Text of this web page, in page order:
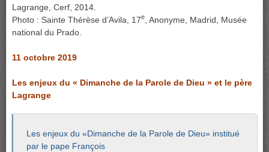
Lagrange, Cerf, 2014.
Photo : Sainte Thérèse d’Avila, 17e , Anonyme, Madrid, Musée
national du Prado.
11 octobre 2019
Les enjeux du « Dimanche de la Parole de Dieu » et le père
Lagrange
Les enjeux du «Dimanche de la Parole de Dieu» institué
par le pape François